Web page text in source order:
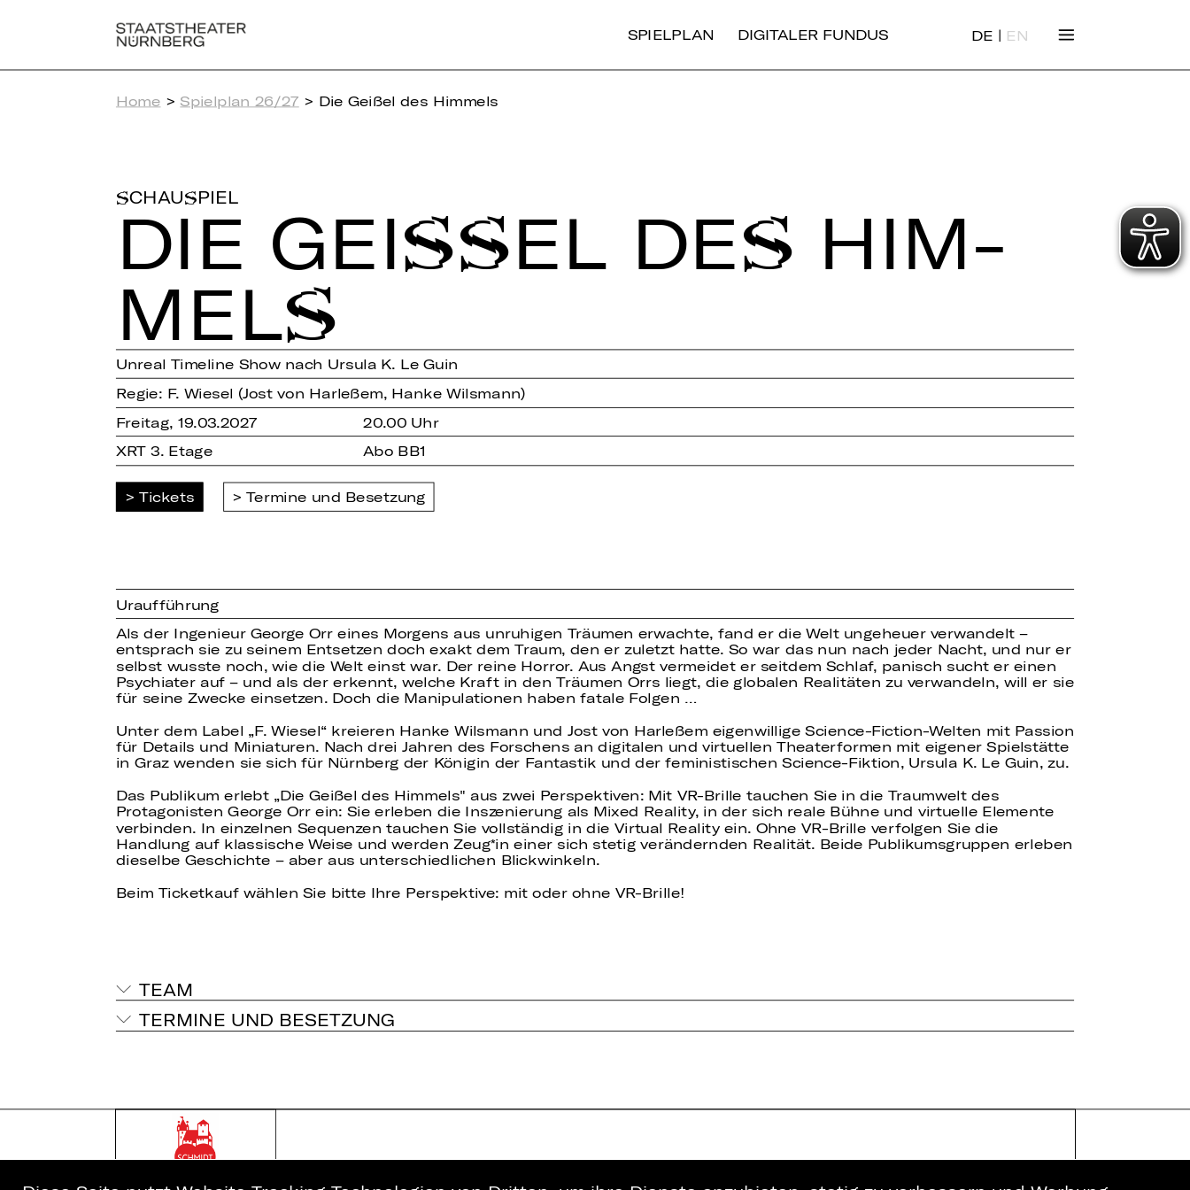
SPIELPLAN DIGITALER FUNDUS DE | EN
Home > Spielplan 26/27 > Die Geißel des Himmels
SCHAUSPIEL
DIE GEISSEL DES HIM­M
ELS
Unreal Timeline Show nach Ursula K. Le Guin
Regie: F. Wiesel (Jost von Harleßem, Hanke Wilsmann)
Freitag, 19.03.2027
20.00 Uhr
XRT 3. Etage
Abo BB1
Tickets Termine und Besetzung
Uraufführung
Als der Ingenieur George Orr eines Morgens aus unruhigen Träumen erwachte, fand er die Welt ungeheuer verwandelt –
entsprach sie zu seinem Entsetzen doch exakt dem Traum, den er zuletzt hatte. So war das nun nach jeder Nacht, und nur er
selbst wusste noch, wie die Welt einst war. Der reine Horror. Aus Angst vermeidet er seitdem Schlaf, panisch sucht er einen
Psychiater auf – und als der erkennt, welche Kraft in den Träumen Orrs liegt, die globalen Realitäten zu verwandeln, will er sie
für seine Zwecke einsetzen. Doch die Manipulationen haben fatale Folgen …
Unter dem Label „F. Wiesel“ kreieren Hanke Wilsmann und Jost von Harleßem eigenwillige Science-Fiction-Welten mit Passion
für Details und Miniaturen. Nach drei Jahren des Forschens an digitalen und virtuellen Theaterformen mit eigener Spielstätte
in Graz wenden sie sich für Nürnberg der Königin der Fantastik und der feministischen Science-Fiktion, Ursula K. Le Guin, zu.
Das Publikum erlebt „Die Geißel des Himmels" aus zwei Perspektiven: Mit VR-Brille tauchen Sie in die Traumwelt des
Protagonisten George Orr ein: Sie erleben die Inszenierung als Mixed Reality, in der sich reale Bühne und virtuelle Elemente
verbinden. In einzelnen Sequenzen tauchen Sie vollständig in die Virtual Reality ein. Ohne VR-Brille verfolgen Sie die
Handlung auf klassische Weise und werden Zeug*in einer sich stetig verändernden Realität. Beide Publikumsgruppen erleben
dieselbe Geschichte – aber aus unterschiedlichen Blickwinkeln.
Beim Ticketkauf wählen Sie bitte Ihre Perspektive: mit oder ohne VR-Brille!
TEAM
TERMINE UND BESETZUNG